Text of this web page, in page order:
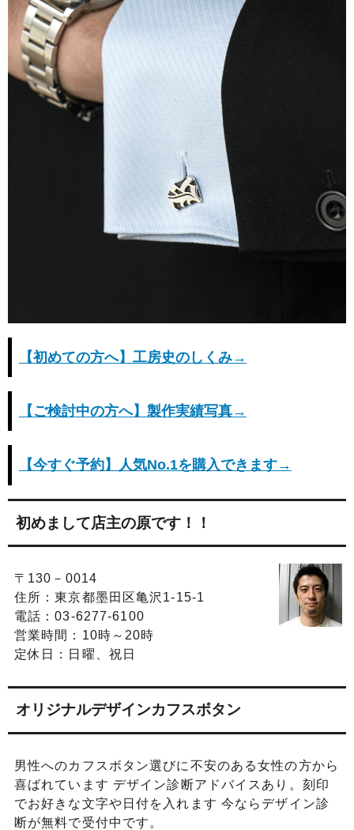
【初めての方へ】工房史のしくみ→
【ご検討中の方へ】製作実績写真→
【今すぐ予約】人気No.1を購入できます→
初めまして店主の原です！！
〒130－0014
住所：東京都墨田区亀沢1-15-1
電話：03-6277-6100
営業時間：10時～20時
定休日：日曜、祝日
オリジナルデザインカフスボタン
男性へのカフスボタン選びに不安のある女性の方から
喜ばれています デザイン診断アドバイスあり。刻印
でお好きな文字や日付を入れます 今ならデザイン診
断が無料で受付中です。